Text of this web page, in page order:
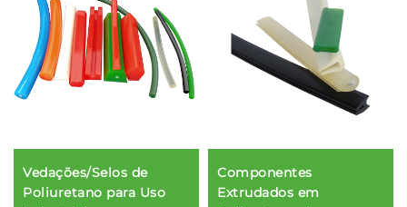
Vedações/Selos de
Poliuretano para Uso
Componentes
Extrudados em